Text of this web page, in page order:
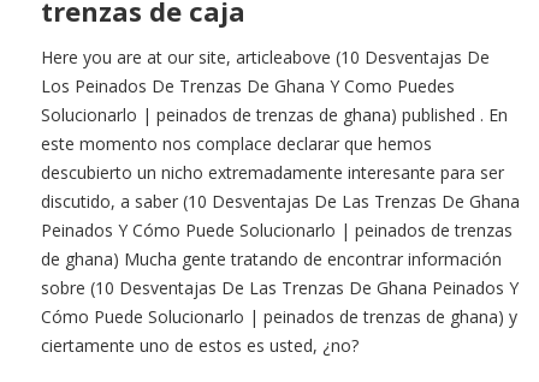
trenzas de caja
Here you are at our site, articleabove (10 Desventajas De
Los Peinados De Trenzas De Ghana Y Como Puedes
Solucionarlo | peinados de trenzas de ghana) published . En
este momento nos complace declarar que hemos
descubierto un nicho extremadamente interesante para ser
discutido, a saber (10 Desventajas De Las Trenzas De Ghana
Peinados Y Cómo Puede Solucionarlo | peinados de trenzas
de ghana) Mucha gente tratando de encontrar información
sobre (10 Desventajas De Las Trenzas De Ghana Peinados Y
Cómo Puede Solucionarlo | peinados de trenzas de ghana) y
ciertamente uno de estos es usted, ¿no?